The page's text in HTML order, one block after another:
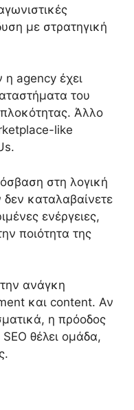
με στρατηγική
η agency έχει
του
Άλλο
like
στη λογική
καταλαβαίνετε
ενέργειες,
ποιότητα της
ανάγκη
και content. Αν
η πρόοδος
θέλει ομάδα,